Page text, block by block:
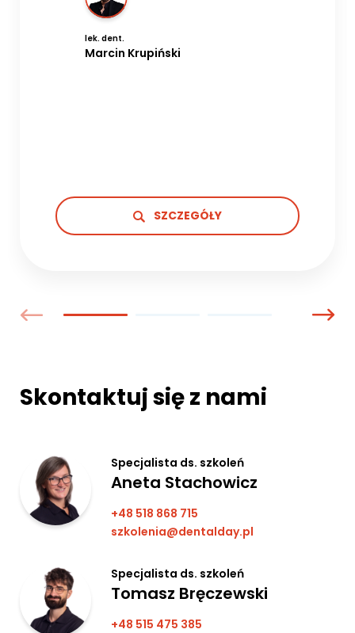
lek. dent.
Marcin Krupiński
SZCZEGÓŁY
Skontaktuj się z nami
Specjalista ds. szkoleń
Aneta Stachowicz
+48 518 868 715
szkolenia@dentalday.pl
Specjalista ds. szkoleń
Tomasz Bręczewski
+48 515 475 385